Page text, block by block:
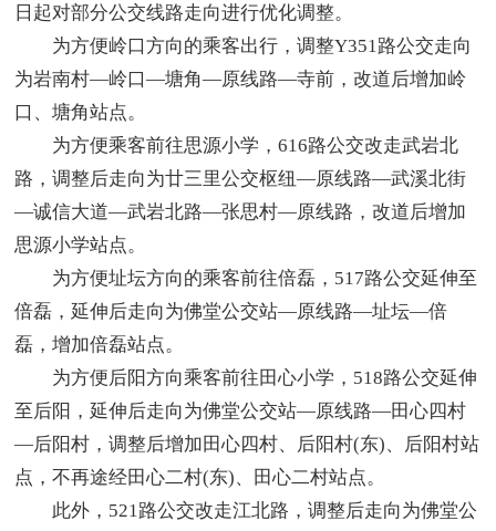
日起对部分公交线路走向进行优化调整。
为方便岭口方向的乘客出行，调整Y351路公交走向
为岩南村—岭口—塘角—原线路—寺前，改道后增加岭
口、塘角站点。
为方便乘客前往思源小学，616路公交改走武岩北
路，调整后走向为廿三里公交枢纽—原线路—武溪北街
—诚信大道—武岩北路—张思村—原线路，改道后增加
思源小学站点。
为方便址坛方向的乘客前往倍磊，517路公交延伸至
倍磊，延伸后走向为佛堂公交站—原线路—址坛—倍
磊，增加倍磊站点。
为方便后阳方向乘客前往田心小学，518路公交延伸
至后阳，延伸后走向为佛堂公交站—原线路—田心四村
—后阳村，调整后增加田心四村、后阳村(东)、后阳村站
点，不再途经田心二村(东)、田心二村站点。
此外，521路公交改走江北路，调整后走向为佛堂公